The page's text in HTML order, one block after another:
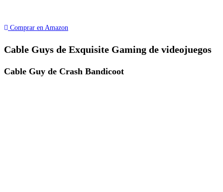
Comprar en Amazon
Cable Guys de Exquisite Gaming de videojuegos
Cable Guy de Crash Bandicoot